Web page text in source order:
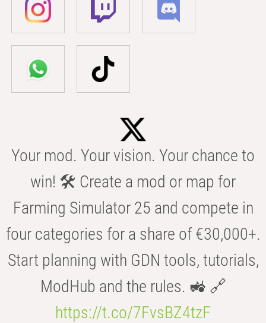
Your mod. Your vision. Your chance to
win! 🛠️ Create a mod or map for
Farming Simulator 25 and compete in
four categories for a share of €30,000+.
Start planning with GDN tools, tutorials,
ModHub and the rules. 🚜 🔗
https://t.co/7FvsBZ4tzF